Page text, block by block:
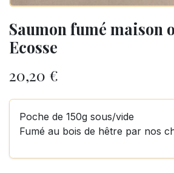
Saumon fumé maison
Ecosse
20,20 €
Poche de 150g sous/vide
Fumé au bois de hêtre par nos